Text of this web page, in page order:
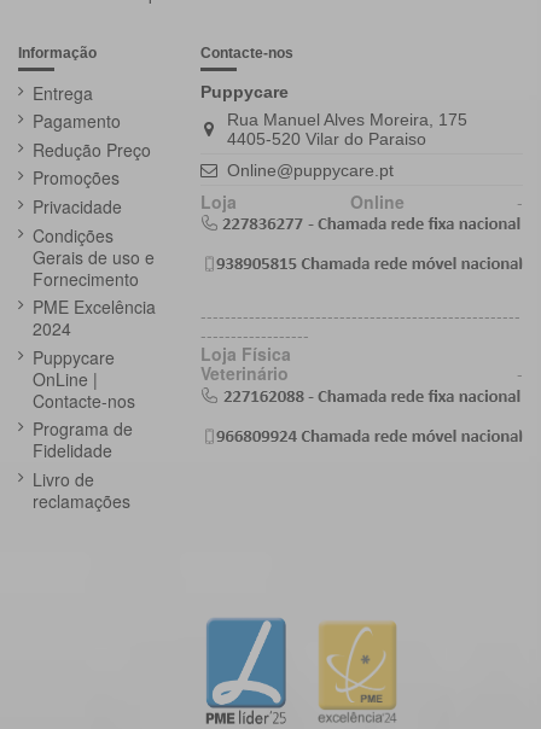
Informação
Entrega
Pagamento
Redução Preço
Promoções
Privacidade
Condições
Gerais de uso e
Fornecimento
PME Excelência
2024
Puppycare
OnLine |
Contacte-nos
Programa de
Fidelidade
Livro de
reclamações
Contacte-nos
Puppycare
Rua Manuel Alves Moreira, 175
4405-520 Vilar do Paraiso
Online@puppycare.pt
Loja Online -
-----------------------------------------------------
------------------
Loja Física
Veterinário -